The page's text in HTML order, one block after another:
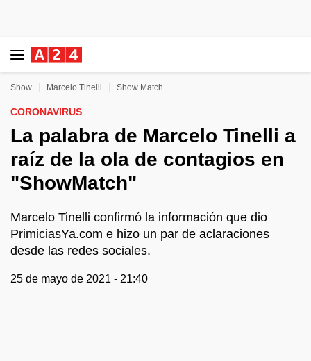
Show Marcelo Tinelli Show Match
CORONAVIRUS
La palabra de Marcelo Tinelli a
raíz de la ola de contagios en
"ShowMatch"
Marcelo Tinelli confirmó la información que dio
PrimiciasYa.com e hizo un par de aclaraciones
desde las redes sociales.
25 de mayo de 2021 - 21:40